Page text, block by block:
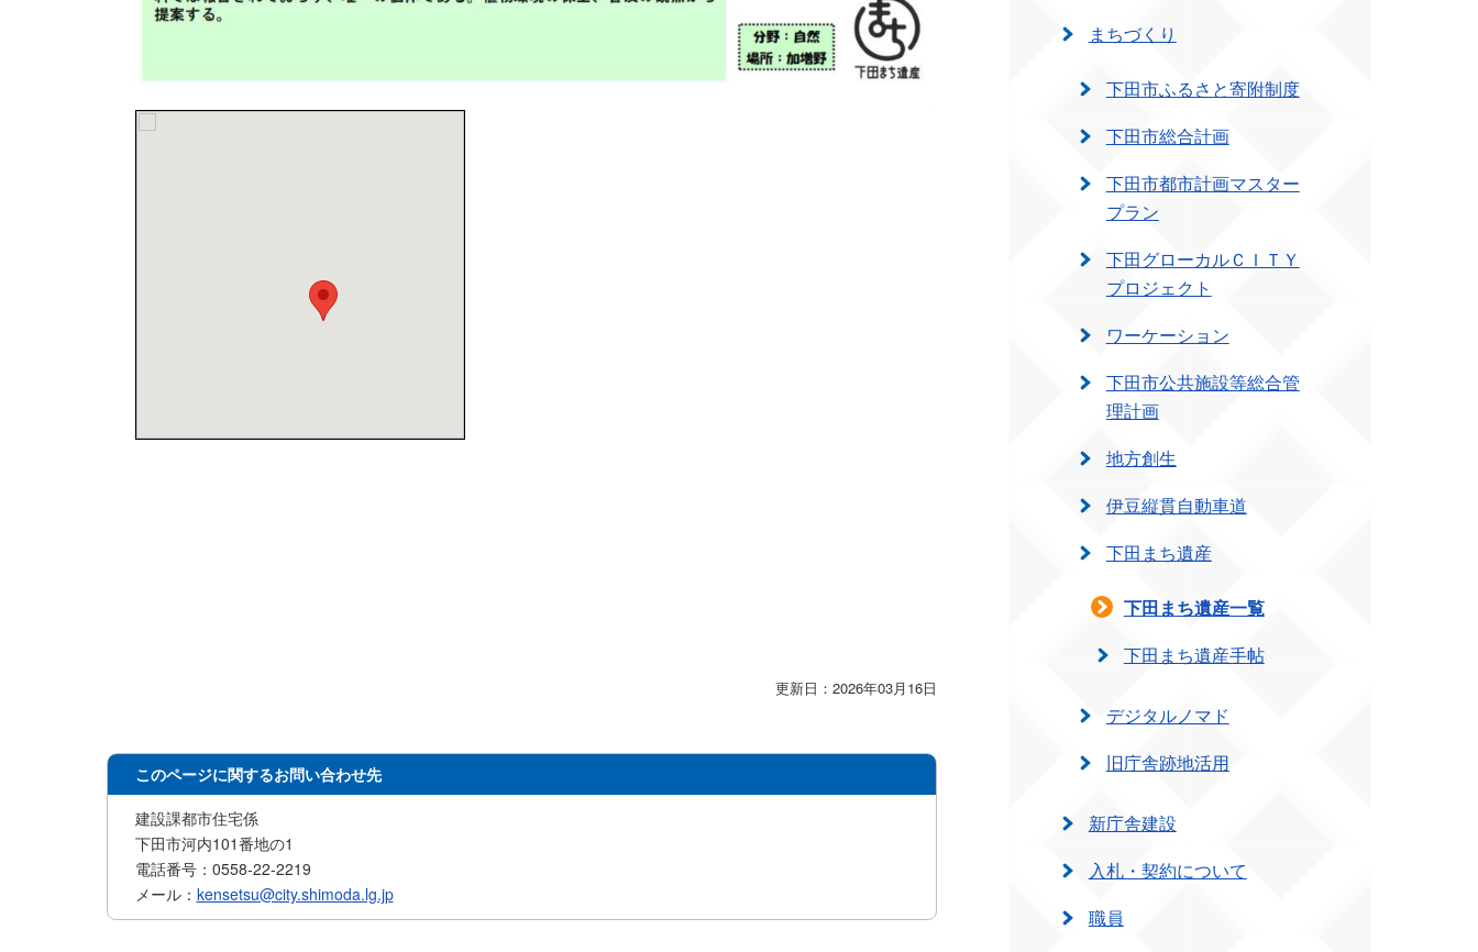
更新日：2026年03月16日
このページに関するお問い合わせ先
建設課都市住宅係
下田市河内101番地の1
電話番号：0558-22-2219
メール： kensetsu@city.shimoda.lg.jp
まちづくり
下田市ふるさと寄附制度
下田市総合計画
下田市都市計画マスター
プラン
下田グローカルＣＩＴＹ
プロジェクト
ワーケーション
下田市公共施設等総合管
理計画
地方創生
伊豆縦貫自動車道
下田まち遺産
下田まち遺産一覧
下田まち遺産手帖
デジタルノマド
旧庁舎跡地活用
新庁舎建設
入札・契約について
職員